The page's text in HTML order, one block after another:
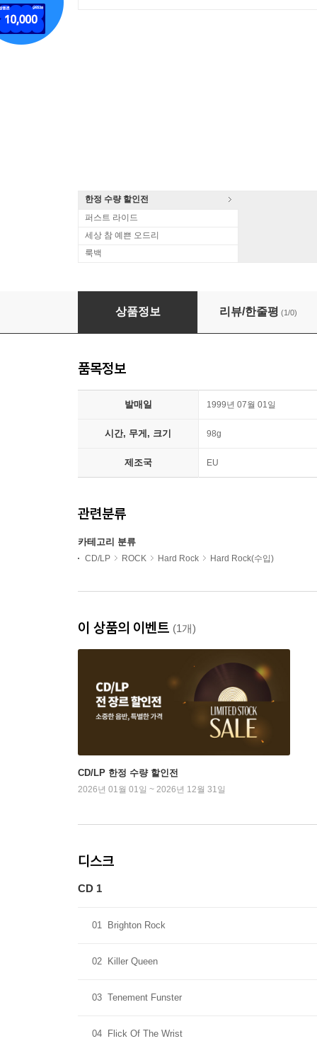
한정 수량 할인전
퍼스트 라이드
세상 참 예쁜 오드리
룩백
Queen - Sheer Heart Attack
상품정보 리뷰/한줄평 (1/0)
품목정보
발매일 1999년 07월 01일
시간, 무게, 크기 98g
제조국 EU
관련분류
카테고리 분류
CD/LP ROCK Hard Rock Hard Rock(수입)
이 상품의 이벤트 (1개)
CD/LP 한정 수량 할인전
2026년 01월 01일 ~ 2026년 12월 31일
디스크
CD 1
01 Brighton Rock
02 Killer Queen
03 Tenement Funster
04 Flick Of The Wrist